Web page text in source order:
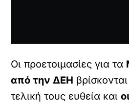
Οι προετοιμασίες για τα
από την ΔΕΗ
τελική τους ευθεία και